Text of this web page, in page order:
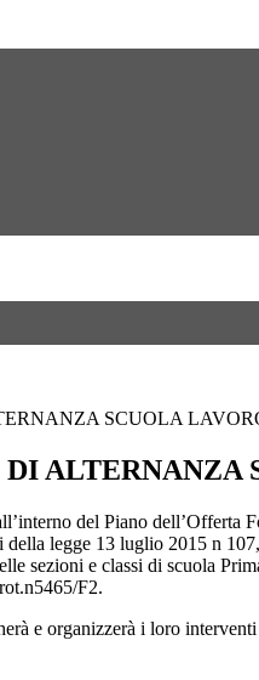
SCUOLA
ALTERNANZA
del Piano dell’Offerta
della legge 13 luglio 2015 n
sezioni e classi di scuola
F2.
e organizzerà i loro